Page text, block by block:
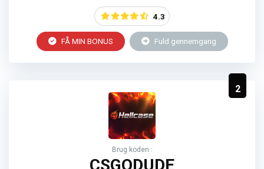
4.3
FÅ MIN BONUS Fuld gennemgang
2
Brug koden :